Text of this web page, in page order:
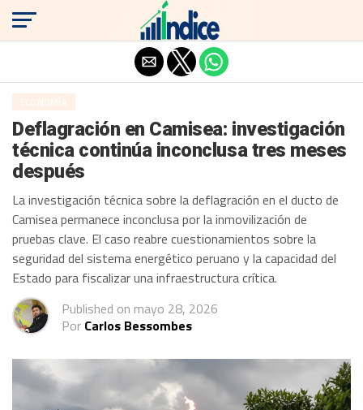
ECONOMÍA
Deflagración en Camisea: investigación
técnica continúa inconclusa tres meses
después
La investigación técnica sobre la deflagración en el ducto de
Camisea permanece inconclusa por la inmovilización de
pruebas clave. El caso reabre cuestionamientos sobre la
seguridad del sistema energético peruano y la capacidad del
Estado para fiscalizar una infraestructura crítica.
Published on mayo 28, 2026
Por Carlos Bessombes
Salir de la versión móvil